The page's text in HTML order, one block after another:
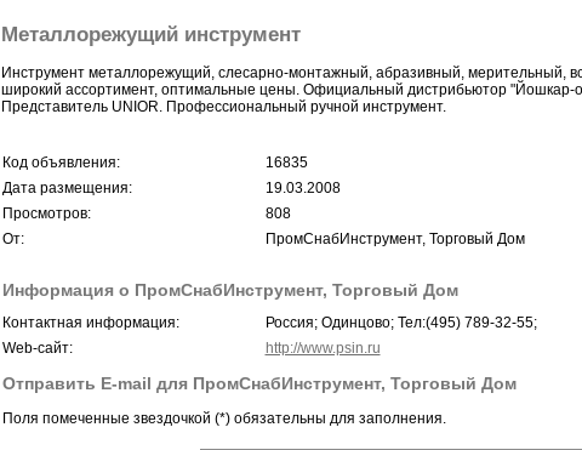
Металлорежущий инструмент
Инструмент металлорежущий, слесарно-монтажный, абразивный, мерительный,
широкий ассортимент, оптимальные цены. Официальный дистрибьютор "Йошкар-
Представитель UNIOR. Профессиональный ручной инструмент.
Код объявления:
16835
Дата размещения:
19.03.2008
Просмотров:
808
От:
ПромСнабИнструмент, Торговый Дом
Информация о ПромСнабИнструмент, Торговый Дом
Контактная информация:
Россия; Одинцово; Тел:(495) 789-32-55;
Web-сайт:
http://www.psin.ru
Отправить E-mail для ПромСнабИнструмент, Торговый Дом
Поля помеченные звездочкой (*) обязательны для заполнения.